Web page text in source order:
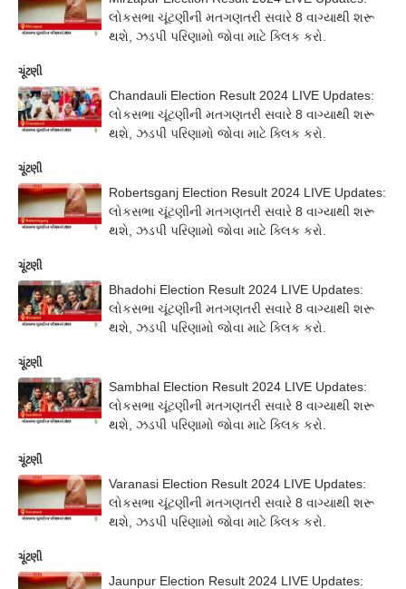
લોકસભા ચૂંટણીની મતગણતરી સવારે 8 વાગ્યાથી શરૂ
થશે, ઝડપી પરિણામો જોવા માટે ક્લિક કરો.
ચૂંટણી
Chandauli Election Result 2024 LIVE Updates:
લોકસભા ચૂંટણીની મતગણતરી સવારે 8 વાગ્યાથી શરૂ
થશે, ઝડપી પરિણામો જોવા માટે ક્લિક કરો.
ચૂંટણી
Robertsganj Election Result 2024 LIVE Updates:
લોકસભા ચૂંટણીની મતગણતરી સવારે 8 વાગ્યાથી શરૂ
થશે, ઝડપી પરિણામો જોવા માટે ક્લિક કરો.
ચૂંટણી
Bhadohi Election Result 2024 LIVE Updates:
લોકસભા ચૂંટણીની મતગણતરી સવારે 8 વાગ્યાથી શરૂ
થશે, ઝડપી પરિણામો જોવા માટે ક્લિક કરો.
ચૂંટણી
Sambhal Election Result 2024 LIVE Updates:
લોકસભા ચૂંટણીની મતગણતરી સવારે 8 વાગ્યાથી શરૂ
થશે, ઝડપી પરિણામો જોવા માટે ક્લિક કરો.
ચૂંટણી
Varanasi Election Result 2024 LIVE Updates:
લોકસભા ચૂંટણીની મતગણતરી સવારે 8 વાગ્યાથી શરૂ
થશે, ઝડપી પરિણામો જોવા માટે ક્લિક કરો.
ચૂંટણી
Jaunpur Election Result 2024 LIVE Updates: